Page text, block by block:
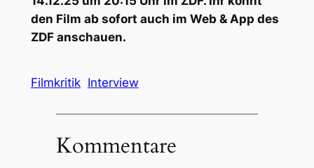
den Film ab sofort auch im Web & App des
ZDF anschauen.
Filmkritik Interview
Kommentare